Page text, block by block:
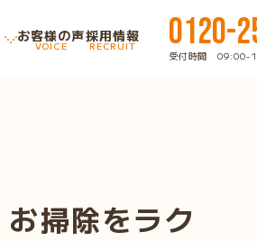
お客様の声
VOICE
採用情報
RECRUIT 0120-
受付時間 09:00-
掃除をラク